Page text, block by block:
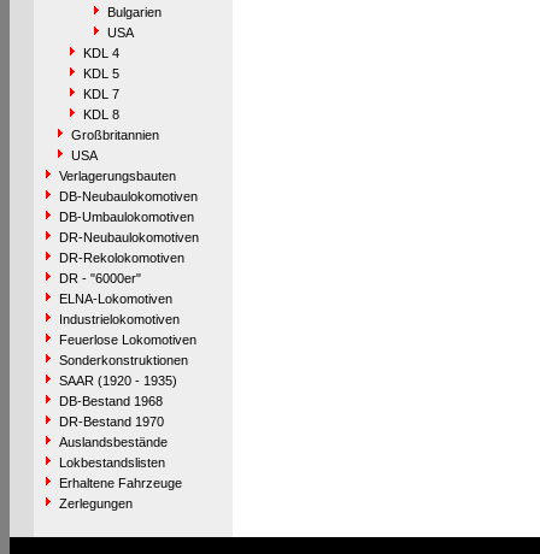
Bulgarien
USA
KDL 4
KDL 5
KDL 7
KDL 8
Großbritannien
USA
Verlagerungsbauten
DB-Neubaulokomotiven
DB-Umbaulokomotiven
DR-Neubaulokomotiven
DR-Rekolokomotiven
DR - "6000er"
ELNA-Lokomotiven
Industrielokomotiven
Feuerlose Lokomotiven
Sonderkonstruktionen
SAAR (1920 - 1935)
DB-Bestand 1968
DR-Bestand 1970
Auslandsbestände
Lokbestandslisten
Erhaltene Fahrzeuge
Zerlegungen